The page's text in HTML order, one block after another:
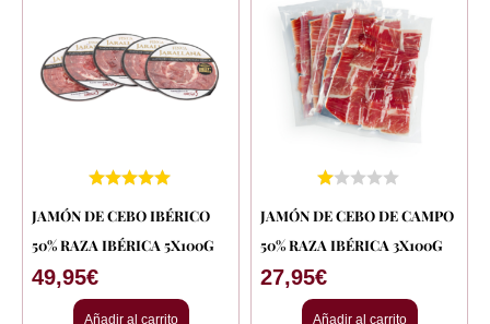
JAMÓN DE CEBO IBÉRICO
50% RAZA IBÉRICA 5X100G
49,95€
Añadir al carrito
JAMÓN DE CEBO DE CAMPO
50% RAZA IBÉRICA 3X100G
27,95€
Añadir al carrito